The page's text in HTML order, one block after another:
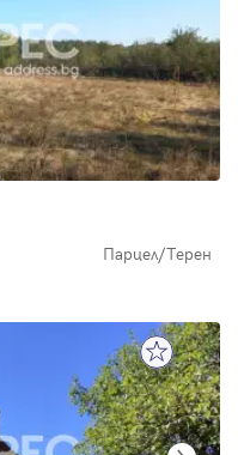
Парцел/Терен